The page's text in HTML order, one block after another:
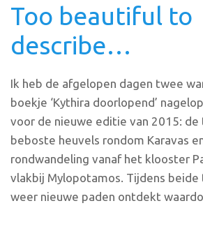
Too beautiful to
describe…
Ik heb de afgelopen dagen twee
boekje ‘Kythira doorlopend’
voor de nieuwe editie van 2015:
beboste heuvels rondom Karavas
rondwandeling vanaf het klooster
vlakbij Mylopotamos. Tijdens beide
weer nieuwe paden ontdekt